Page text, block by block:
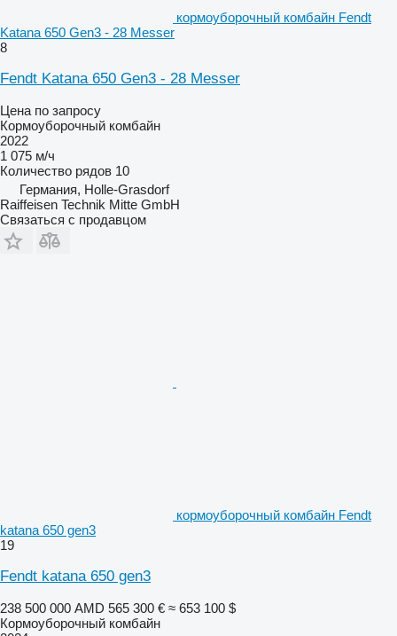
кормоуборочный комбайн Fendt
Katana 650 Gen3 - 28 Messer
8
Fendt Katana 650 Gen3 - 28 Messer
Цена по запросу
Кормоуборочный комбайн
2022
1 075 м/ч
Количество рядов 10
Германия, Holle-Grasdorf
Raiffeisen Technik Mitte GmbH
Связаться с продавцом
кормоуборочный комбайн Fendt
katana 650 gen3
19
Fendt katana 650 gen3
238 500 000 AMD 565 300 € ≈ 653 100 $
Кормоуборочный комбайн